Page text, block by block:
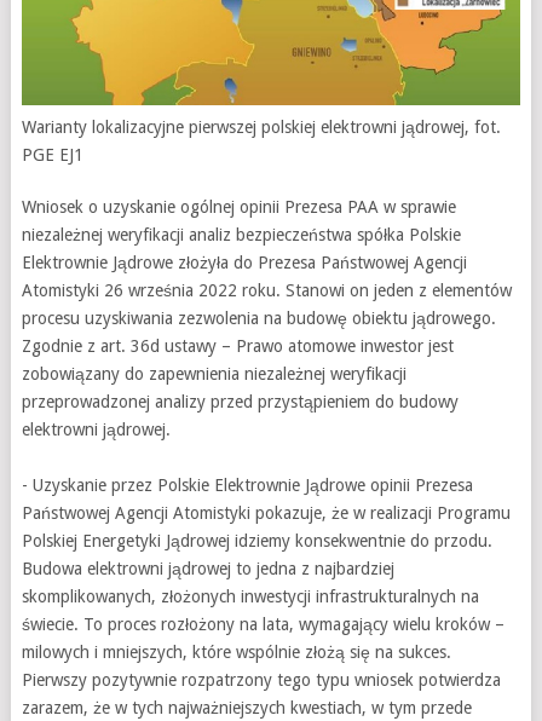
Warianty lokalizacyjne pierwszej polskiej elektrowni jądrowej, fot.
PGE EJ1
Wniosek o uzyskanie ogólnej opinii Prezesa PAA w sprawie
niezależnej weryfikacji analiz bezpieczeństwa spółka Polskie
Elektrownie Jądrowe złożyła do Prezesa Państwowej Agencji
Atomistyki 26 września 2022 roku. Stanowi on jeden z elementów
procesu uzyskiwania zezwolenia na budowę obiektu jądrowego.
Zgodnie z art. 36d ustawy – Prawo atomowe inwestor jest
zobowiązany do zapewnienia niezależnej weryfikacji
przeprowadzonej analizy przed przystąpieniem do budowy
elektrowni jądrowej.
- Uzyskanie przez Polskie Elektrownie Jądrowe opinii Prezesa
Państwowej Agencji Atomistyki pokazuje, że w realizacji Programu
Polskiej Energetyki Jądrowej idziemy konsekwentnie do przodu.
Budowa elektrowni jądrowej to jedna z najbardziej
skomplikowanych, złożonych inwestycji infrastrukturalnych na
świecie. To proces rozłożony na lata, wymagający wielu kroków –
milowych i mniejszych, które wspólnie złożą się na sukces.
Pierwszy pozytywnie rozpatrzony tego typu wniosek potwierdza
zarazem, że w tych najważniejszych kwestiach, w tym przede